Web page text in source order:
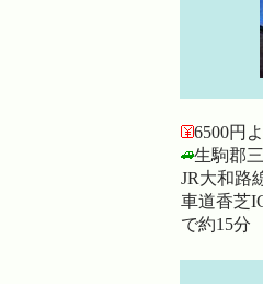
6500円
生駒郡
JR大和路
車道香芝
で約15分